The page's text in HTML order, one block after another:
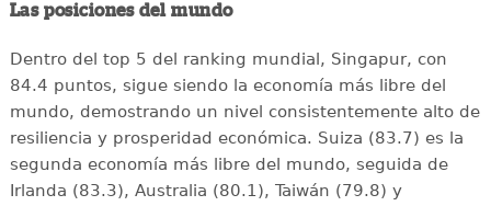
Las posiciones del mundo
Dentro del top 5 del ranking mundial, Singapur, con
84.4 puntos, sigue siendo la economía más libre del
mundo, demostrando un nivel consistentemente alto de
resiliencia y prosperidad económica. Suiza (83.7) es la
segunda economía más libre del mundo, seguida de
Irlanda (83.3), Australia (80.1), Taiwán (79.8) y